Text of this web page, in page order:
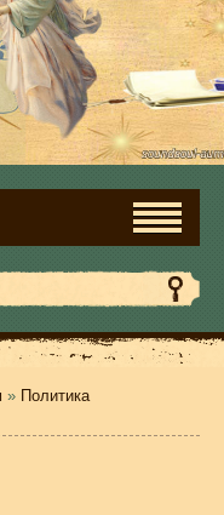
» Политика